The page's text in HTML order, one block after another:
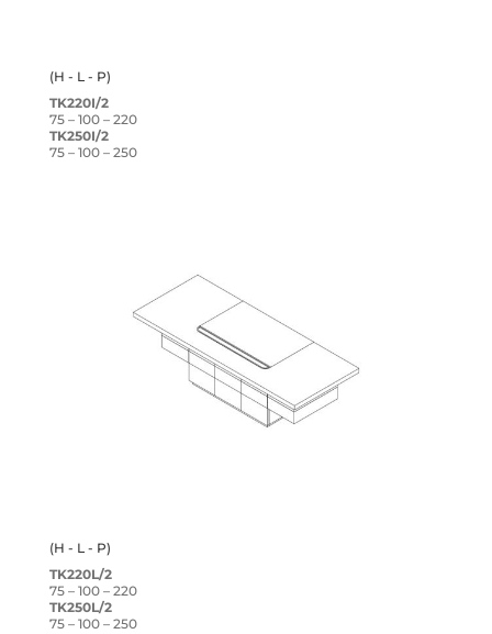
(H - L - P)
TK220I/2
75 – 100 – 220
TK250I/2
75 – 100 – 250
(H - L - P)
TK220L/2
75 – 100 – 220
TK250L/2
75 – 100 – 250